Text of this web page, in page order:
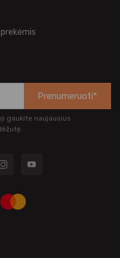
Prenumeruoti*
gaukite naujausius